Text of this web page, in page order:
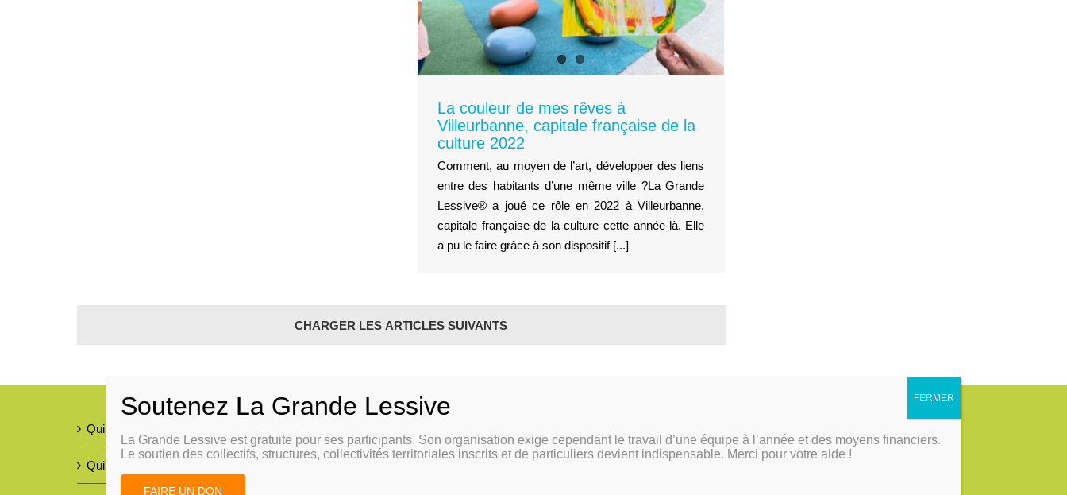
La couleur de mes rêves à
Villeurbanne, capitale française de la
culture 2022
Comment, au moyen de l’art, développer des liens
entre des habitants d’une même ville ?La Grande
Lessive® a joué ce rôle en 2022 à Villeurbanne,
capitale française de la culture cette année-là. Elle
a pu le faire grâce à son dispositif [...]
CHARGER LES ARTICLES SUIVANTS
Qui sommes-nous ?
Qui nous aide ?
La Grande Lessive est gratuite pour ses participants. Son organisation exige cependant le travail d’une équipe à l’année et des moyens financiers.
Le soutien des collectifs, structures, collectivités territoriales inscrits et de particuliers devient indispensable. Merci pour votre aide !
FAIRE UN DON